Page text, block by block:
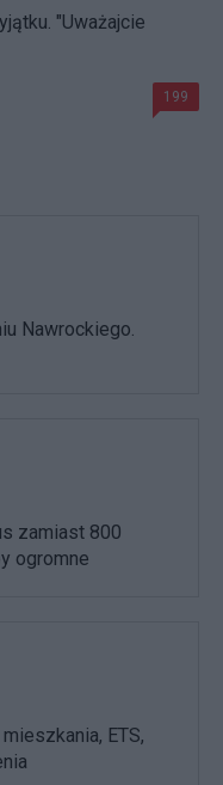
"Uważajcie
199
Nawrockiego.
zamiast 800
ogromne
ETS,